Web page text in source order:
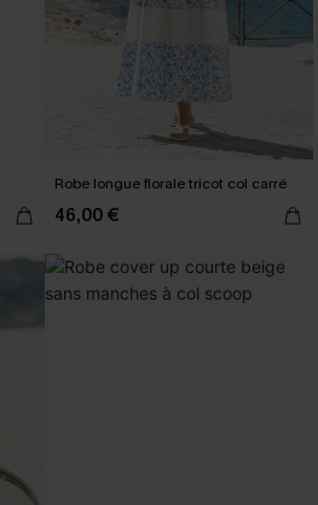
Robe longue florale tricot col carré
46,00 €